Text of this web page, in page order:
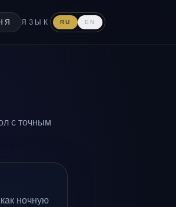
ЯЗЫК RU EN
с точным
ночную